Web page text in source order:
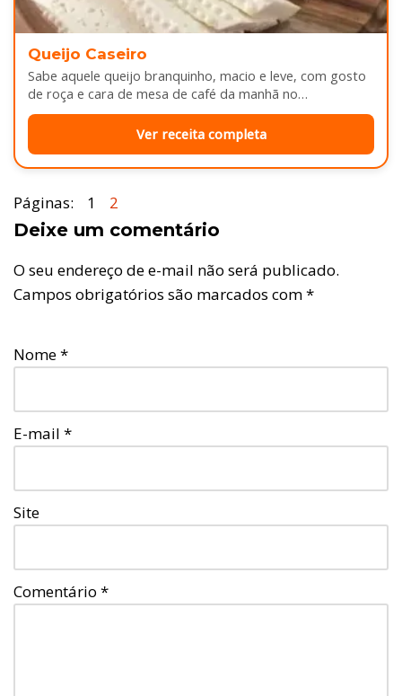
Queijo Caseiro
Sabe aquele queijo branquinho, macio e leve, com gosto
de roça e cara de mesa de café da manhã no…
Ver receita completa
Páginas: 1 2
Deixe um comentário
O seu endereço de e-mail não será publicado.
Campos obrigatórios são marcados com*
Nome*
E-mail *
Site
Comentário *